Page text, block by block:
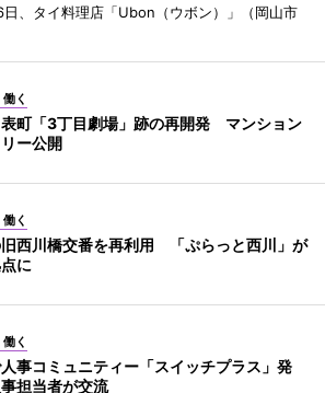
、タイ料理店「Ubon（ウボン）」（岡山市
く
町「3丁目劇場」跡の再開発 マンション
ー公開
く
西川橋交番を再利用 「ぷらっと西川」が
に
く
事コミュニティー「スイッチプラス」発
担当者が交流